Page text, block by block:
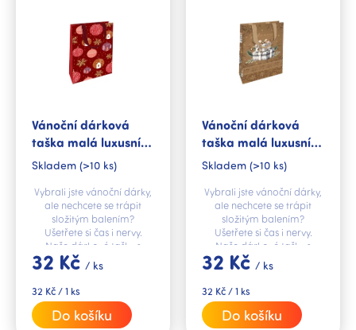
Vánoční dárková
taška malá luxusní
Baňky a vločky
Skladem (>10 ks)
32 Kč / ks
Měrná
cena:
32 Kč / 1 ks
Do košíku
Vybrali jste vánoční dárky,
ale nechcete se trápit
složitým balením?
Ušetřete si čas i nervy.
Naše dárkové tašky s
ražbou jsou to pravé
řešení.
Vánoční dárková
taška malá luxusní
Dárečky šťastné a
Skladem (>10 ks)
32 Kč / ks
Měrná
cena:
32 Kč / 1 ks
Do košíku
Vybrali jste vánoční dárky,
ale nechcete se trápit
složitým balením?
Ušetřete si čas i nervy.
Naše dárkové tašky s
ražbou jsou to pravé
řešení.